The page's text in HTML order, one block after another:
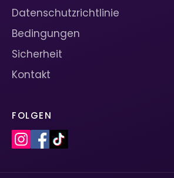
Datenschutzrichtlinie
Bedingungen
Sicherheit
Kontakt
FOLGEN